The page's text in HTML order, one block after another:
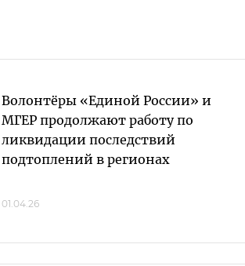
Волонтёры «Единой России» и
МГЕР продолжают работу по
ликвидации последствий
подтоплений в регионах
01.04.26